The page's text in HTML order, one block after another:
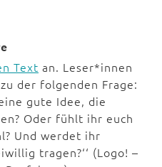
Text an. Leser*innen
der folgenden Frage:
gute Idee, die
Oder fühlt ihr euch
Und werdet ihr
tragen?‘‘ (Logo! –